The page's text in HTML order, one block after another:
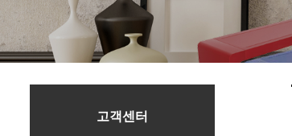
고객센터